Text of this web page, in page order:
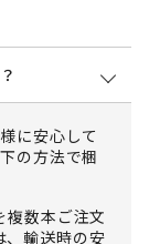
に安心して
の方法で梱
複数本ご注文
、輸送時の安